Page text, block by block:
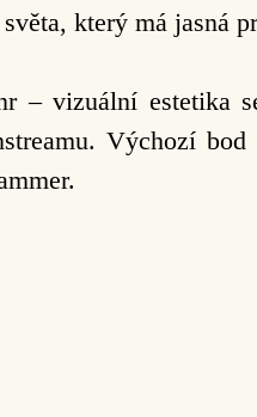
který má jasná
– vizuální estetika
Výchozíbod